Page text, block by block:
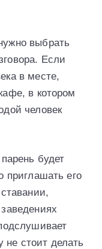
выбрать
Если
в месте,
в котором
человек
будет
приглашать его
стоит делать